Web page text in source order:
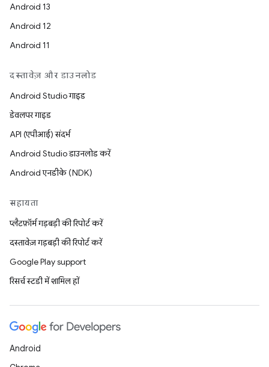
Android 13
Android 12
Android 11
दस्तावेज़ और डाउनलोड
Android Studio गाइड
डेवलपर गाइड
API (एपीआई) संदर्भ
Android Studio डाउनलोड करें
Android एनडीके (NDK)
सहायता
प्लैटफ़ॉर्म गड़बड़ी की रिपोर्ट करें
दस्तावेज़ गड़बड़ी की रिपोर्ट करें
Google Play support
रिसर्च स्टडी में शामिल हों
Android